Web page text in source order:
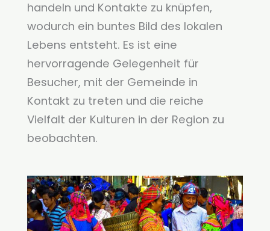
handeln und Kontakte zu knüpfen,
wodurch ein buntes Bild des lokalen
Lebens entsteht. Es ist eine
hervorragende Gelegenheit für
Besucher, mit der Gemeinde in
Kontakt zu treten und die reiche
Vielfalt der Kulturen in der Region zu
beobachten.